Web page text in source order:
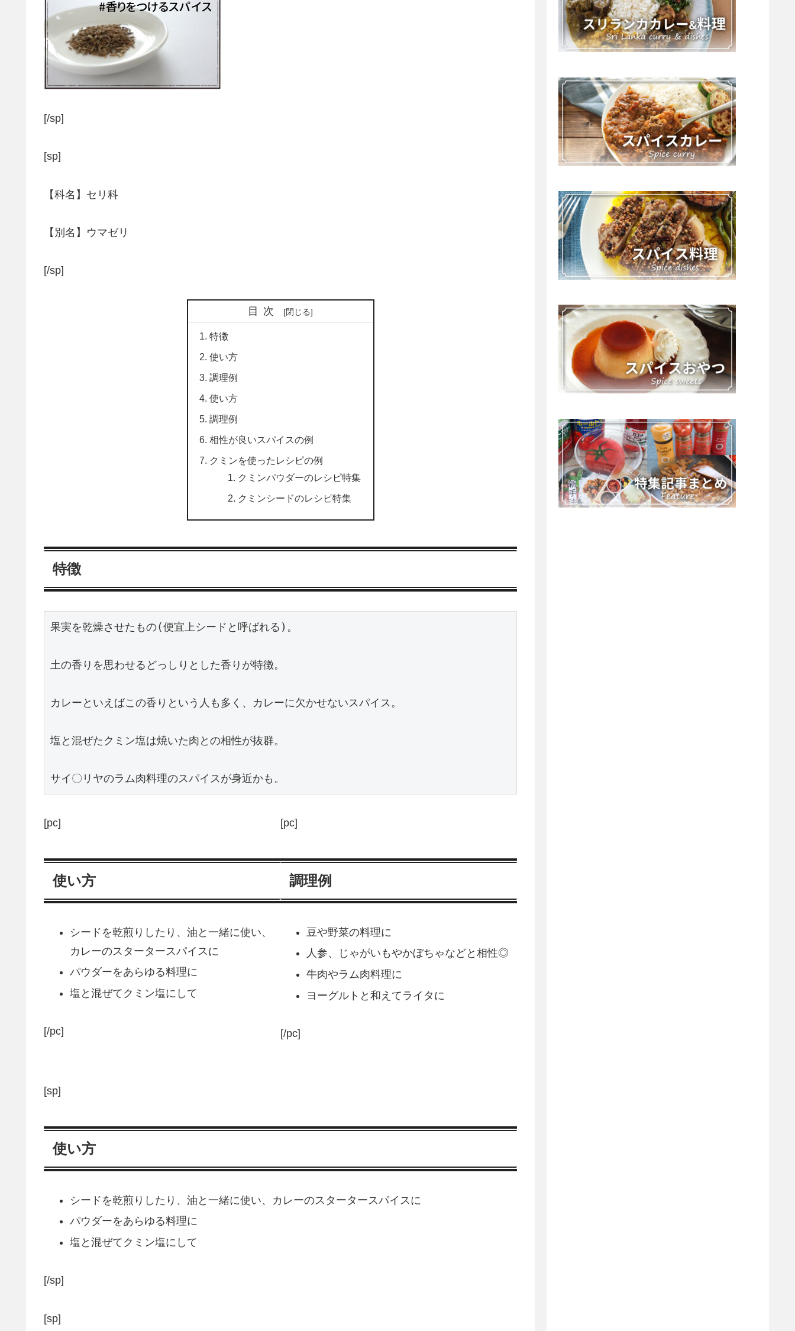
[/sp]
[sp]
【科名】セリ科
【別名】ウマゼリ
[/sp]
目次
特徴
使い方
調理例
使い方
調理例
相性が良いスパイスの例
クミンを使ったレシピの例
クミンパウダーのレシピ特集
クミンシードのレシピ特集
特徴
果実を乾燥させたもの(便宜上シードと呼ばれる)。
土の香りを思わせるどっしりとした香りが特徴。
カレーといえばこの香りという人も多く、カレーに欠かせないスパイス。
塩と混ぜたクミン塩は焼いた肉との相性が抜群。
[pc]
使い方
シードを乾煎りしたり、油と一緒に使い、
カレーのスタータースパイスに
パウダーをあらゆる料理に
塩と混ぜてクミン塩にして
[/pc]
[pc]
調理例
豆や野菜の料理に
人参、じゃがいもやかぼちゃなどと相性◎
牛肉やラム肉料理に
ヨーグルトと和えてライタに
[/pc]
[sp]
使い方
シードを乾煎りしたり、油と一緒に使い、カレーのスタータースパイスに
パウダーをあらゆる料理に
塩と混ぜてクミン塩にして
[/sp]
[sp]